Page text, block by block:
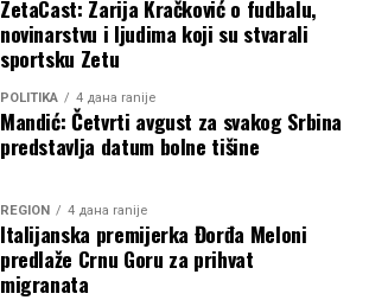
ZetaCast: Zarija Kračković o fudbalu,
novinarstvu i ljudima koji su stvarali
sportsku Zetu
POLITIKA 4 дана ranije
Mandić: Četvrti avgust za svakog Srbina
predstavlja datum bolne tišine
REGION 4 дана ranije
Italijanska premijerka Đorđa Meloni
predlaže Crnu Goru za prihvat
migranata